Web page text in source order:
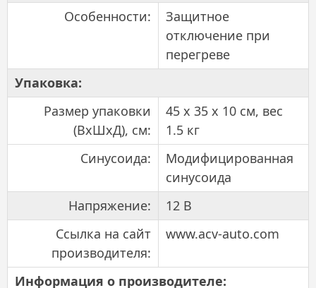
Особенности:
Защитное
отключение при
перегреве
Упаковка:
Размер упаковки
(ВхШхД), см:
45 x 35 x 10 см, вес
1.5 кг
Синусоида:
Модифицированная
синусоида
Напряжение:
12 В
Ссылка на сайт
производителя:
www.acv-auto.com
Информация о производителе: